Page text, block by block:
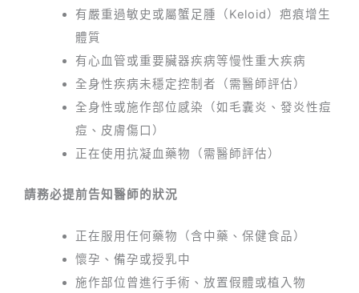
有嚴重過敏史或屬蟹足腫（Keloid）疤痕增生
體質
有心血管或重要臟器疾病等慢性重大疾病
全身性疾病未穩定控制者（需醫師評估）
全身性或施作部位感染（如毛囊炎、發炎性痘
痘、皮膚傷口）
正在使用抗凝血藥物（需醫師評估）
請務必提前告知醫師的狀況
正在服用任何藥物（含中藥、保健食品）
懷孕、備孕或授乳中
施作部位曾進行手術、放置假體或植入物